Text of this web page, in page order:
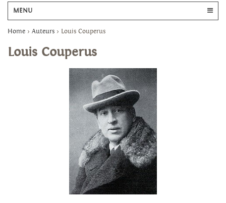
MENU
Home > Auteurs > Louis Couperus
Louis Couperus